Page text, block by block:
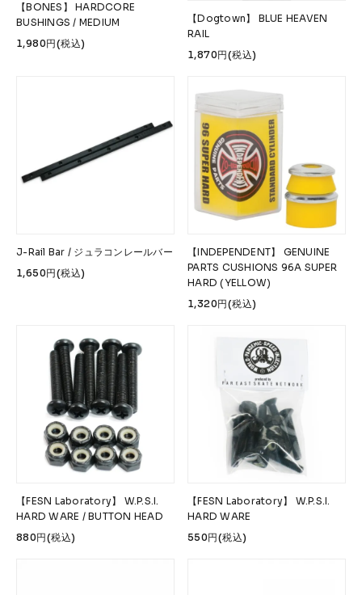
【BONES】 HARDCORE
BUSHINGS / MEDIUM
1,980円(税込)
【Dogtown】 BLUE HEAVEN
RAIL
1,870円(税込)
J-Rail Bar / ジュラコンレールバー
1,650円(税込)
【INDEPENDENT】 GENUINE
PARTS CUSHIONS 96A SUPER
HARD (YELLOW)
1,320円(税込)
【FESN Laboratory】 W.P.S.I.
HARD WARE / BUTTON HEAD
880円(税込)
【FESN Laboratory】 W.P.S.I.
HARD WARE
550円(税込)